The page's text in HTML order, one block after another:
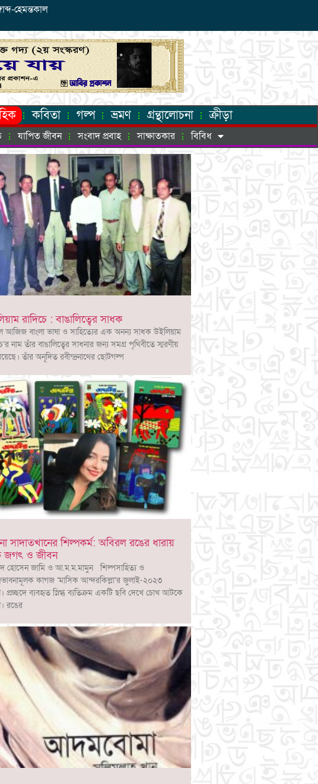
হেমন্তকাল
কবিতা গল্প ভ্রমণ গ্রন্থালোচনা ক্রীড়া
যাপিত জীবন সংবাদ প্রবাহ সাক্ষাতকার বিবিধ
রাদিচে : বাঙালিত্বের সাধক
আজিজ বাংলা ভাষা ও সাহিত্যের এক অনন্য সাধক উইলিয়াম
নাম তাঁর বাঙালিত্বের সাধনার জন্য সমগ্র পৃথিবীতে স্মরণীয়
তাঁর অনূদিত রবীন্দ্রনাথের ছোটগল্প
সাদাতখানের শিল্পকর্ম: অবিরল রঙের ধারায়
জগৎ ও জীবন
হোসেন জামি ও আ.ম.ম.মামুন শিল্পসাহিত্য ও
কাগজ ‘মাসিক আন্দরকিল্লা’র জুলাই-২০২৩
প্রচ্ছদে ব্যবহৃত স্নিগ্ধ ব্যতিক্রম একটি ছবি দেখে চোখ আটকে
রঙের